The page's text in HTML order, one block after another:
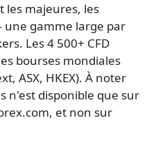
les majeures, les
gamme large par
Les 4 500+ CFD
bourses mondiales
ASX, HKEX). À noter
n'est disponible que sur
et non sur